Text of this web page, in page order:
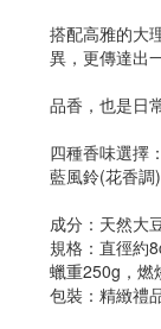
搭配高雅的大
異，更傳達出
品香，也是日
四種香味選擇
藍風鈴(花香
成分：天然大
規格：直徑約
蠟重250g，燃
包裝：精緻禮